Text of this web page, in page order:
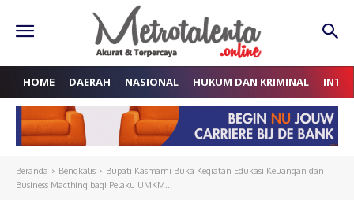
HOME DAERAH NASIONAL HUKUM DAN KRIMINAL
Beranda Bengkalis
Bupati Kasmarni Buka Kegiatan Edukasi Keuangan dan
Business Macthing bagi Pelaku UMKM...